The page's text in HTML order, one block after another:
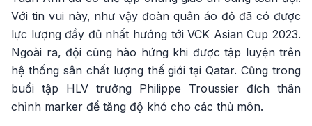
Với tin vui này, như vậy đoàn quân áo đỏ đã có được
lực lượng đầy đủ nhất hướng tới VCK Asian Cup 2023.
Ngoài ra, đội cũng hào hứng khi được tập luyện trên
hệ thống sân chất lượng thế giới tại Qatar. Cũng trong
buổi tập HLV trưởng Philippe Troussier đích thân
chỉnh marker để tăng độ khó cho các thủ môn.